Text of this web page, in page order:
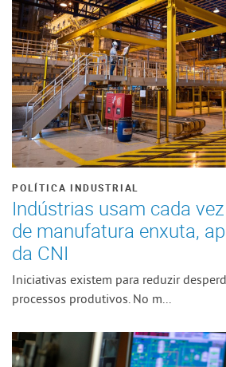
POLÍTICA INDUSTRIAL
Indústrias usam cada
de manufatura enxuta,
da CNI
Iniciativas existem para reduzir
processos produtivos. No m...